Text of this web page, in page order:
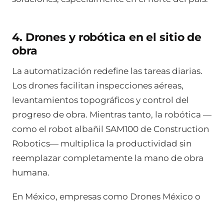
4. Drones y robótica en el sitio de
obra
La automatización redefine las tareas diarias.
Los drones facilitan inspecciones aéreas,
levantamientos topográficos y control del
progreso de obra. Mientras tanto, la robótica —
como el robot albañil SAM100 de Construction
Robotics— multiplica la productividad sin
reemplazar completamente la mano de obra
humana.
En México, empresas como Drones México o